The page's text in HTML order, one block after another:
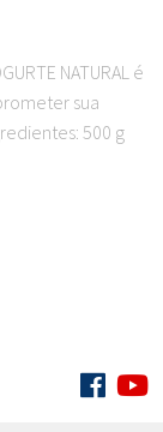
NATURAL é
sua
500 g